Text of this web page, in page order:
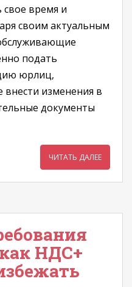
свое время и
своим актуальным
подать
юрлиц,
изменения в
документы
ЧИТАТЬ ДАЛЕЕ
НДС+